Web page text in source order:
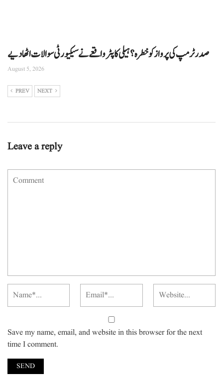
صدر ٹرمپ کی پرواز کو خطرہ؟ ہیلی کاپٹر واقعے نے سیکیورٹی سوالات اٹھا دیے
August 5, 2026
PREV NEXT
Leave a reply
Save my name, email, and website in this browser for the next
time I comment.